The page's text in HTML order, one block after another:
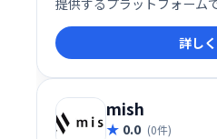
集約し、簡単にアクセス
スタマイズし、新たな楽し
千ものModとTrainerが、
ルアップさせます。
ゲームを探して、プレイス
ズしましょう！
詳し
mish
0.0 (0件)